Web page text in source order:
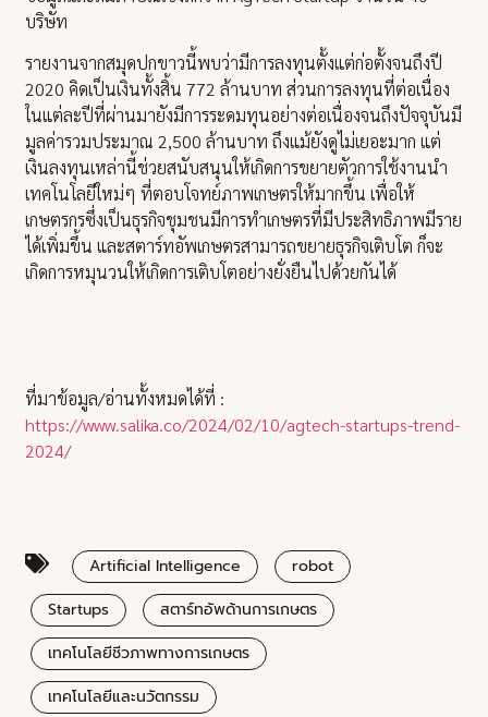
บริษัท
รายงานจากสมุดปกขาวนี้พบว่ามีการลงทุนตั้งแต่ก่อตั้งจนถึงปี
2020 คิดเป็นเงินทั้งสิ้น 772 ล้านบาท ส่วนการลงทุนที่ต่อเนื่อง
ในแต่ละปีที่ผ่านมายังมีการระดมทุนอย่างต่อเนื่องจนถึงปัจจุบันมี
มูลค่ารวมประมาณ 2,500 ล้านบาท ถึงแม้ยังดูไม่เยอะมาก แต่
เงินลงทุนเหล่านี้ช่วยสนับสนุนให้เกิดการขยายตัวการใช้งานนำ
เทคโนโลยีใหม่ๆ ที่ตอบโจทย์ภาพเกษตรให้มากขึ้น เพื่อให้
เกษตรกรซึ่งเป็นธุรกิจชุมชนมีการทำเกษตรที่มีประสิทธิภาพมีราย
ได้เพิ่มขึ้น และสตาร์ทอัพเกษตรสามารถขยายธุรกิจเติบโต ก็จะ
เกิดการหมุนวนให้เกิดการเติบโตอย่างยั่งยืนไปด้วยกันได้
ที่มาข้อมูล/อ่านทั้งหมดได้ที่ :
https://www.salika.co/2024/02/10/agtech-startups-trend-
2024/
Artificial Intelligence
robot
Startups
สตาร์ทอัพด้านการเกษตร
เทคโนโลยีชีวภาพทางการเกษตร
เทคโนโลยีและนวัตกรรม